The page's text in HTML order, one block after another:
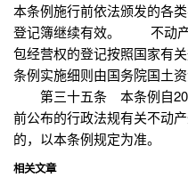
本条例施行前依法颁发的各
登记簿继续有效。 不动产
包经营权的登记按照国家
条例实施细则由国务院国土
第三十五条 本条例自
前公布的行政法规有关不动
的，以本条例规定为准。
相关文章